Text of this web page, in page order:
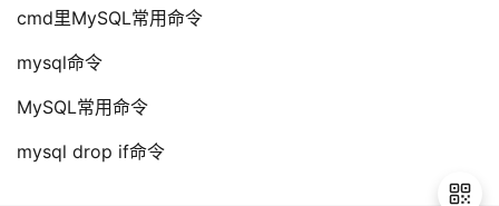
cmd里MySQL常用命令
mysql命令
MySQL常用命令
mysql drop if命令